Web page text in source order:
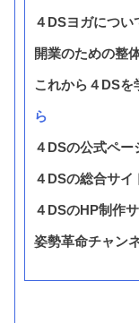
４DSヨガについ
開業のための整
これから４DSを
ら
４DSの公式ペー
４DSの総合サイ
４DSのHP制作
姿勢革命チャン